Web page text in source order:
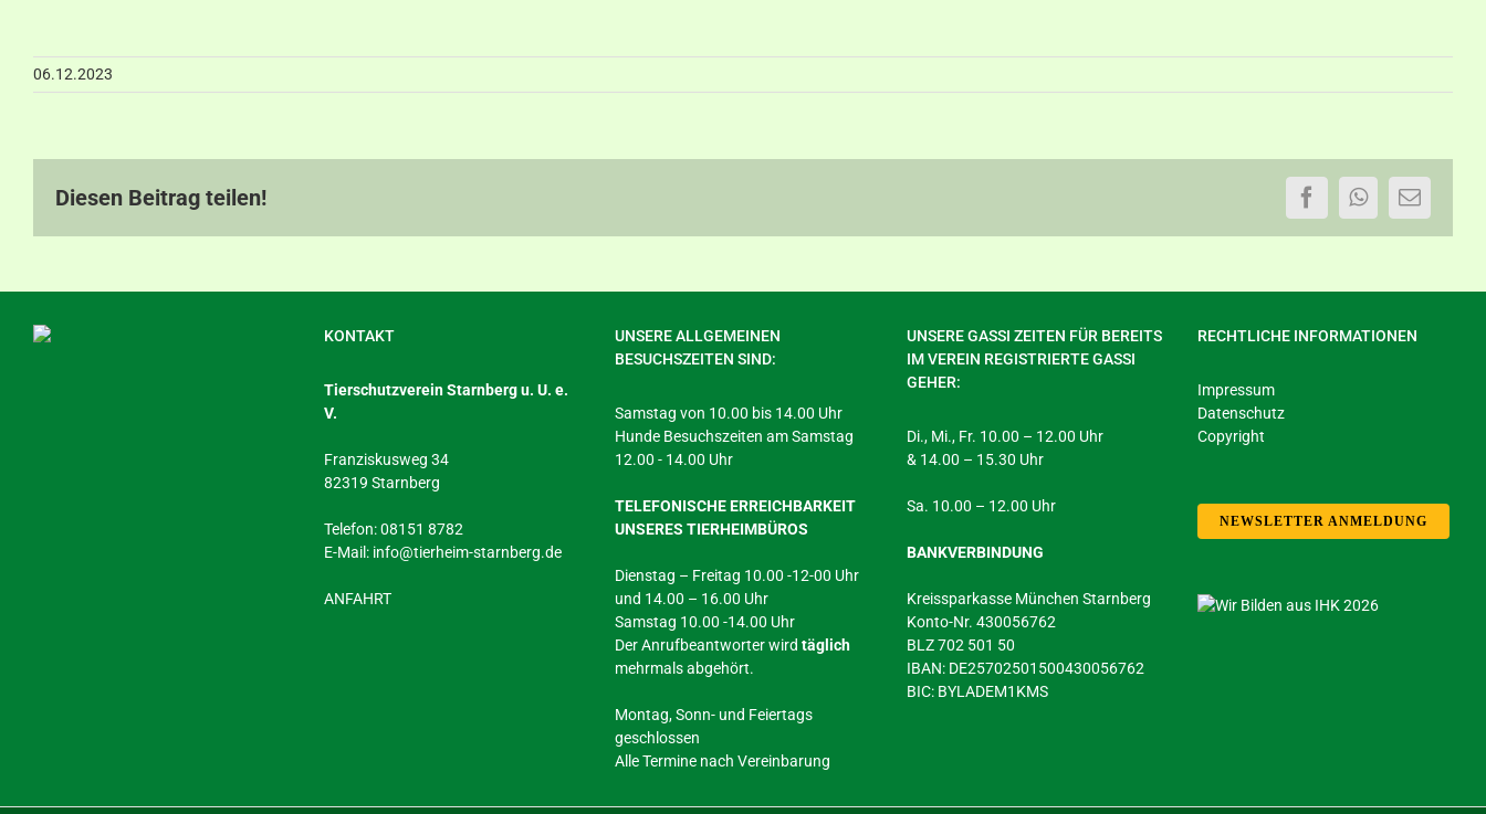
06.12.2023
Diesen Beitrag teilen! FacebookWhatsApp
E-
KONTAKT
Tierschutzverein Starnberg u. U. e.
V.
Franziskusweg 34
82319 Starnberg
Telefon: 08151 8782
E-Mail: info@tierheim-starnberg.de
ANFAHRT
UNSERE ALLGEMEINEN
BESUCHSZEITEN SIND:
Samstag von 10.00 bis 14.00 Uhr
Hunde Besuchszeiten am Samstag
12.00 - 14.00 Uhr
TELEFONISCHE ERREICHBARKEIT
UNSERES TIERHEIMBÜROS
Dienstag – Freitag 10.00 -12-00 Uhr
und 14.00 – 16.00 Uhr
Samstag 10.00 -14.00 Uhr
Der Anrufbeantworter wirdtäglich
mehrmals abgehört.
Montag, Sonn- und Feiertags
geschlossen
Alle Termine nach Vereinbarung
UNSERE GASSI ZEITEN FÜR BEREITS
IM VEREIN REGISTRIERTE GASSI
GEHER:
Di., Mi., Fr. 10.00 – 12.00 Uhr
& 14.00 – 15.30 Uhr
Sa. 10.00 – 12.00 Uhr
BANKVERBINDUNG
Kreissparkasse München Starnberg
Konto-Nr. 430056762
BLZ 702 501 50
IBAN: DE25702501500430056762
BIC: BYLADEM1KMS
RECHTLICHE INFORMATIONEN
Impressum
Datenschutz
Copyright
NEWSLETTER ANMELDUNG